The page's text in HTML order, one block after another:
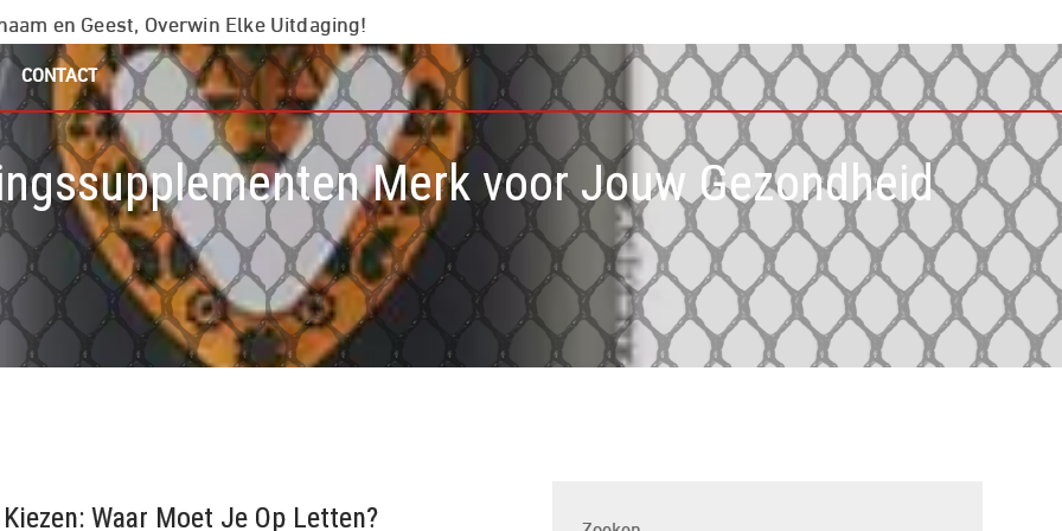
en Geest, Overwin Elke Uitdaging!
CONTACT
Merk voor Jouw Gezondheid
Waar Moet Je Op Letten?